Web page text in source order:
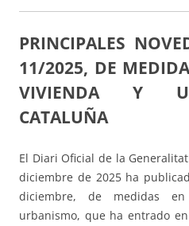
PRINCIPALES
11/2025, DE
VIVIENDA Y
CATALUÑA
El Diari Oficial de la
diciembre de 2025 ha
diciembre, de medidas
urbanismo, que ha entrado